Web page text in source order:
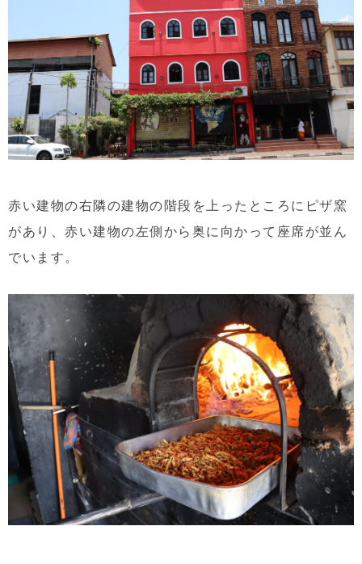
赤い建物の右隣の建物の階段を上ったところにピザ窯
があり、赤い建物の左側から奥に向かって座席が並ん
でいます。